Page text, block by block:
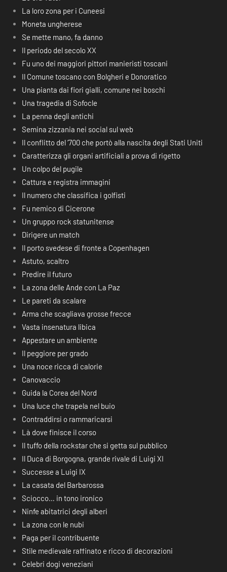
La loro zona per i Cuneesi
Moneta ungherese
Se mette mano, fa danno
Il periodo del secolo XX
Fu uno dei maggiori pittori manieristi toscani
Il Comune toscano con Bolgheri e Donoratico
Una pianta dai fiori gialli, comune nei boschi
Una tragedia di Sofocle
La penna degli antichi
Semina zizzania nei social sul web
Il conflitto del ‘700 che portò alla nascita degli Stati Uniti
Caratterizza gli organi artificiali a prova di rigetto
Un colpo del pugile
Cattura e registra immagini
Il numero che classifica i golfisti
Fu nemico di Cicerone
Un gruppo rock statunitense
Dirigere un match
Il porto svedese di fronte a Copenhagen
Astuto, scaltro
Predire il futuro
La zona delle Ande con La Paz
Le pareti da scalare
Arma che scagliava grosse frecce
Vasta insenatura libica
Appestare un ambiente
Il peggiore per grado
Una noce ricca di calorie
Canovaccio
Guida la Corea del Nord
Una luce che trapela nel buio
Contraddirsi o rammaricarsi
Là dove finisce il corso
Il tuffo della rockstar che si getta sul pubblico
Il Duca di Borgogna, grande rivale di Luigi XI
Successe a Luigi IX
La casata del Barbarossa
Sciocco… in tono ironico
Ninfe abitatrici degli alberi
La zona con le nubi
Paga per il contribuente
Stile medievale raffinato e ricco di decorazioni
Celebri dogi veneziani